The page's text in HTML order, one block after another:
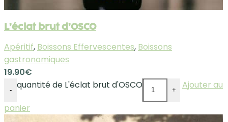
L’éclat brut d’OSCO
Apéritif, Boissons Effervescentes, Boissons
gastronomiques
19.90€
- quantité de L'éclat brut d'OSCO +
Ajouter au
panier